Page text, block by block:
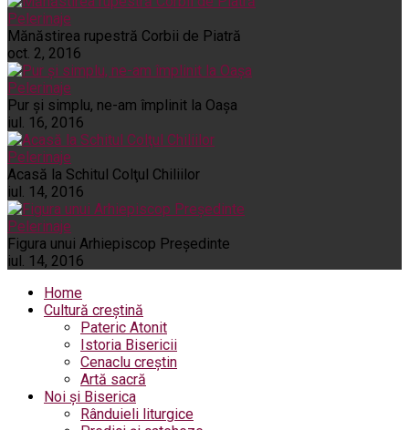
Pelerinaje
Mănăstirea rupestră Corbii de Piatră
oct. 2, 2016
Pelerinaje
Pur şi simplu, ne-am împlinit la Oaşa
iul. 16, 2016
Pelerinaje
Acasă la Schitul Colţul Chiliilor
iul. 14, 2016
Pelerinaje
Figura unui Arhiepiscop Preşedinte
iul. 14, 2016
Home
Cultură creștină
Pateric Atonit
Istoria Bisericii
Cenaclu creștin
Artă sacră
Noi și Biserica
Rânduieli liturgice